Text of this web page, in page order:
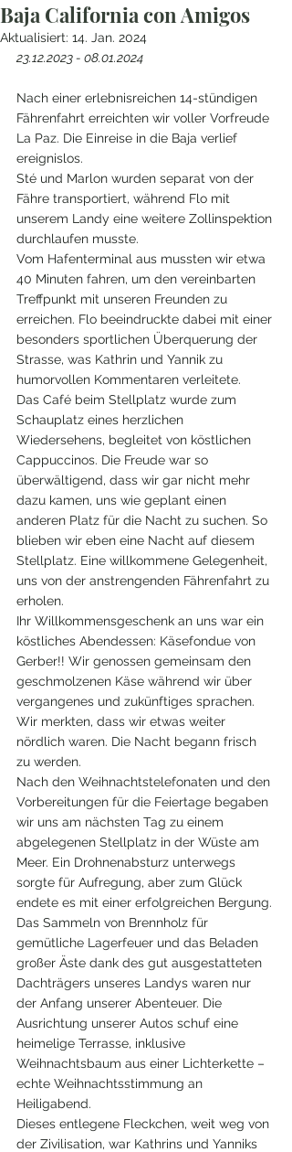
Baja California con Amigos
Aktualisiert: 14. Jan. 2024
23.12.2023 - 08.01.2024
Nach einer erlebnisreichen 14-stündigen
Fährenfahrt erreichten wir voller Vorfreude
La Paz. Die Einreise in die Baja verlief
ereignislos.
Sté und Marlon wurden separat von der
Fähre transportiert, während Flo mit
unserem Landy eine weitere Zollinspektion
durchlaufen musste.
Vom Hafenterminal aus mussten wir etwa
40 Minuten fahren, um den vereinbarten
Treffpunkt mit unseren Freunden zu
erreichen. Flo beeindruckte dabei mit einer
besonders sportlichen Überquerung der
Strasse, was Kathrin und Yannik zu
humorvollen Kommentaren verleitete.
Das Café beim Stellplatz wurde zum
Schauplatz eines herzlichen
Wiedersehens, begleitet von köstlichen
Cappuccinos. Die Freude war so
überwältigend, dass wir gar nicht mehr
dazu kamen, uns wie geplant einen
anderen Platz für die Nacht zu suchen. So
blieben wir eben eine Nacht auf diesem
Stellplatz. Eine willkommene Gelegenheit,
uns von der anstrengenden Fährenfahrt zu
erholen.
Ihr Willkommensgeschenk an uns war ein
köstliches Abendessen: Käsefondue von
Gerber!! Wir genossen gemeinsam den
geschmolzenen Käse während wir über
vergangenes und zukünftiges sprachen.
Wir merkten, dass wir etwas weiter
nördlich waren. Die Nacht begann frisch
zu werden.
Nach den Weihnachtstelefonaten und den
Vorbereitungen für die Feiertage begaben
wir uns am nächsten Tag zu einem
abgelegenen Stellplatz in der Wüste am
Meer. Ein Drohnenabsturz unterwegs
sorgte für Aufregung, aber zum Glück
endete es mit einer erfolgreichen Bergung.
Das Sammeln von Brennholz für
gemütliche Lagerfeuer und das Beladen
großer Äste dank des gut ausgestatteten
Dachträgers unseres Landys waren nur
der Anfang unserer Abenteuer. Die
Ausrichtung unserer Autos schuf eine
heimelige Terrasse, inklusive
Weihnachtsbaum aus einer Lichterkette –
echte Weihnachtsstimmung an
Heiligabend.
Dieses entlegene Fleckchen, weit weg von
der Zivilisation, war Kathrins und Yanniks